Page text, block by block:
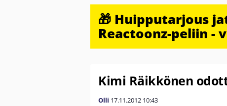
🎁 Huipputarjous
Reactoonz-peliin -
Kimi Räikkönen
Olli 17.11.2012 10:43